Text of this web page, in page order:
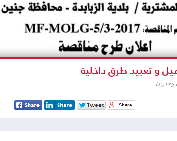
و تعبيد طرق داخلية
وجدران